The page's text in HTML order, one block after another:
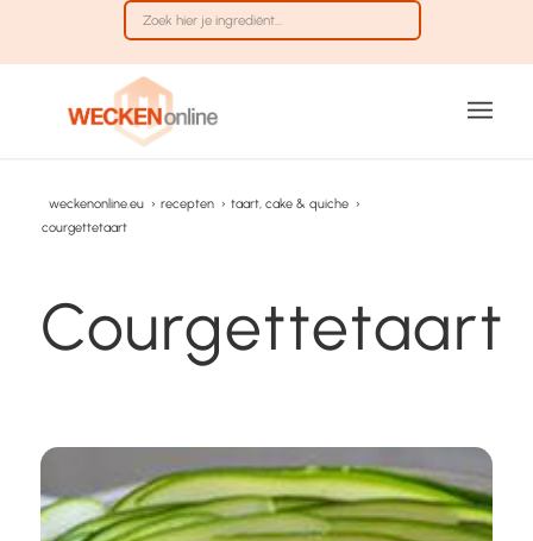
weckenonline.eu › recepten › taart, cake & quiche ›
courgettetaart
Courgettetaart